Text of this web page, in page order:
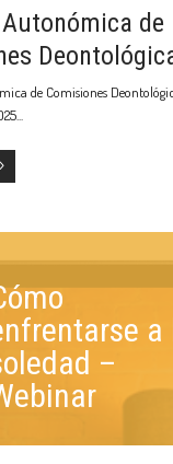
de
de Comisiones
a
–